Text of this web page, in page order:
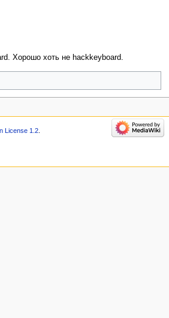
Хорошо хоть не hackkeyboard.
License 1.2.